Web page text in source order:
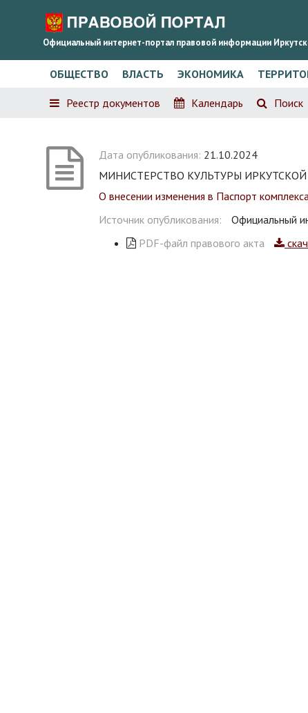
Официальный интернет-портал правовой информации
ОБЩЕСТВО ВЛАСТЬ ЭКОНОМИКА
Реестр документов Календарь Поиск
Дата опубликования: 21.10.2024
МИНИСТЕРСТВО КУЛЬТУРЫ ИРКУТСКОЙ
О внесении изменения в Паспорт
Источник опубликования:
Официальный
PDF-файл правового акта